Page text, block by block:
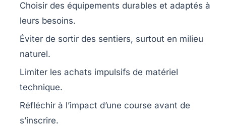
Choisir des équipements durables et adaptés à
leurs besoins.
Éviter de sortir des sentiers, surtout en milieu
naturel.
Limiter les achats impulsifs de matériel
technique.
Réfléchir à l’impact d’une course avant de
s’inscrire.